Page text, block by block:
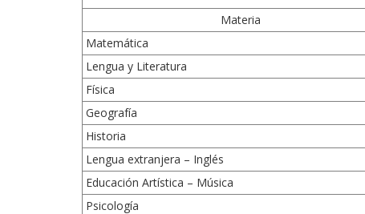
Materia
Matemática
Lengua y Literatura
Física
Geografía
Historia
Lengua extranjera – Inglés
Educación Artística – Música
Psicología